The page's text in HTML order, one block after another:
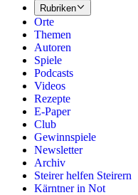
Rubriken
Orte
Themen
Autoren
Spiele
Podcasts
Videos
Rezepte
E-Paper
Club
Gewinnspiele
Newsletter
Archiv
Steirer helfen Steirern
Kärntner in Not